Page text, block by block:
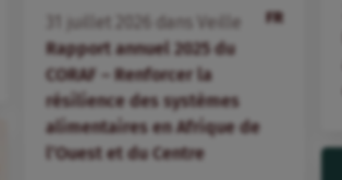
FR
juillet dans
Veille
Rapport annuel 2025 du
CORAF – Renforcer la
résilience des systèmes
alimentaires en Afrique de
l’Ouest et du Centre